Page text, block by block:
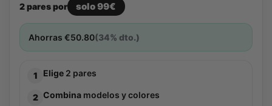
2 pares por solo 99€
Ahorras €50.80(34% dto.)
1 Elige 2 pares
2 Combina modelos y colores